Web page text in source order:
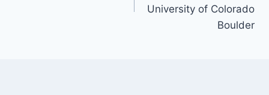
University of Colorado
Boulder